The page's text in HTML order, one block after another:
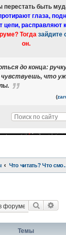
перестать быть
глаза,
цепи, расправляют
Тогда зайдите
он.
до конца:
чувствуешь, что
(
Что читать? Что
Поиск
Темы